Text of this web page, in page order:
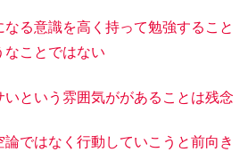
なる意識を高く持って勉強すること
なことではない
いという雰囲気ががあることは残念
論ではなく行動していこうと前向き